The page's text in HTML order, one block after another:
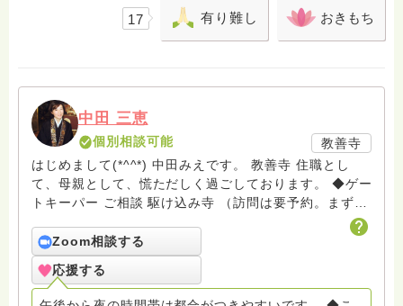
17 有り難し おきもち
中田 三恵
個別相談可能
教善寺
はじめまして(*^^*) 中田みえです。 教善寺 住職とし
て、母親として、慌ただしく過ごしております。 ◆ゲー
トキーパー ご相談 駆け込み寺 （訪問は要予約。まずは
ターミナルケア、看取り、グリーフケア、希死念慮、自
死、産前産後うつ、育児、DV、デートDV、トラウマ、
PTSD、傾聴トレーナー、手話、要約筆記、行政相談
員、女性支援員、小学校 中学校支援員としても、ケア
Zoom相談する
応援する